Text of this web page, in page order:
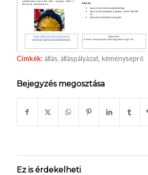
Címkék: állás, álláspályázat, kéményseprő
Bejegyzés megosztása
Ez is érdekelheti